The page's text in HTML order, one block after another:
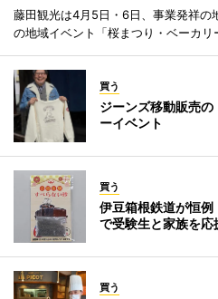
藤田観光は4月5日・6日、事業発祥の
の地域イベント「桜まつり・ベーカリ
買う
ジーンズ移動販売の
ーイベント
買う
伊豆箱根鉄道が恒
で受験生と家族を応
買う